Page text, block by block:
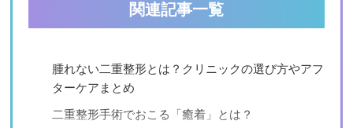
関連記事一覧
腫れない二重整形とは？クリニックの選び方やアフ
ターケアまとめ
二重整形手術でおこる「癒着」とは？